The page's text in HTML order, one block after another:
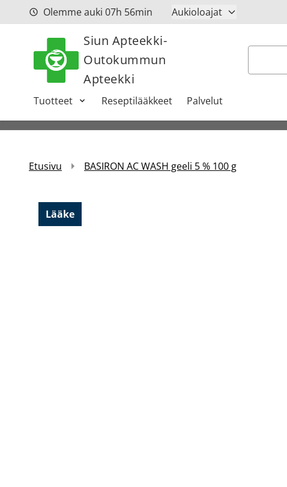
Siirry sisältöönOlemme auki 07h 56min Aukioloajat
Siun Apteekki-
Outokummun
Apteekki
Tuotteet Reseptilääkkeet Palvelut
Etusivu BASIRON AC WASH geeli 5 % 100 g
Lääke